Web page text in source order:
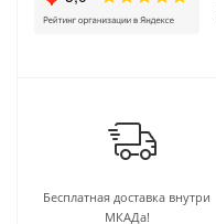
Бесплатная доставка внутри
МКАДа!